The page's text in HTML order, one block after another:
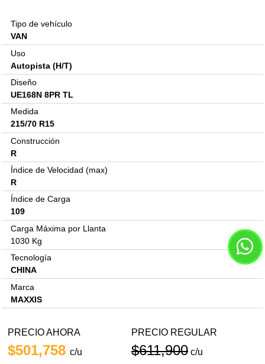
Tipo de vehículo
VAN
Uso
Autopista (H/T)
Diseño
UE168N 8PR TL
Medida
215/70 R15
Construcción
R
Índice de Velocidad (max)
R
Índice de Carga
109
Carga Máxima por Llanta
1030 Kg
Tecnología
CHINA
Marca
MAXXIS
PRECIO AHORA
$501,758 c/u
PRECIO REGULAR
$611,900 c/u